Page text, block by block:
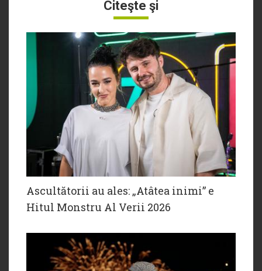
Citeşte şi
Ascultătorii au ales: „Atâtea inimi” e
Hitul Monstru Al Verii 2026